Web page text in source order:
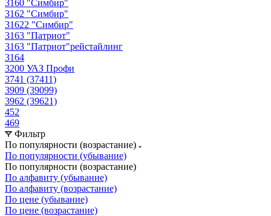
3160 "Симбир"
3162 "Симбир"
31622 "Симбир"
3163 "Патриот"
3163 "Патриот"рейстайлинг
3164
3200 УАЗ Профи
3741 (37411)
3909 (39099)
3962 (39621)
452
469
Фильтр
По популярности (возрастание)
По популярности (убывание)
По популярности (возрастание)
По алфавиту (убывание)
По алфавиту (возрастание)
По цене (убывание)
По цене (возрастание)